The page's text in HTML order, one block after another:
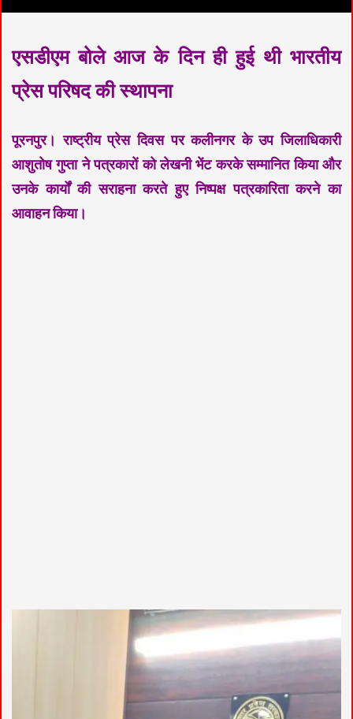
एसडीएम बोले आज के दिन ही हुई थी भारतीय
प्रेस परिषद की स्थापना
पूरनपुर। राष्ट्रीय प्रेस दिवस पर कलीनगर के उप जिलाधिकारी
आशुतोष गुप्ता ने पत्रकारों को लेखनी भेंट करके सम्मानित किया और
उनके कार्यों की सराहना करते हुए निष्पक्ष पत्रकारिता करने का
आवाहन किया।